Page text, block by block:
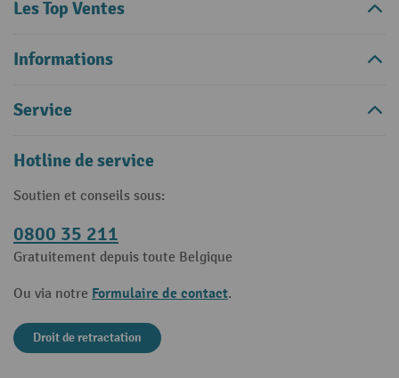
Les Top Ventes
Informations
Service
Hotline de service
Soutien et conseils sous:
0800 35 211
Gratuitement depuis toute Belgique
Ou via notre Formulaire de contact.
Droit de retractation